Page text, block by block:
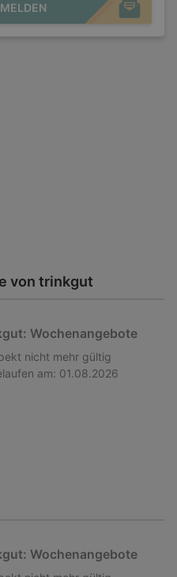
von trinkgut
Wochenangebote
nicht mehr gültig
am: 01.08.2026
Wochenangebote